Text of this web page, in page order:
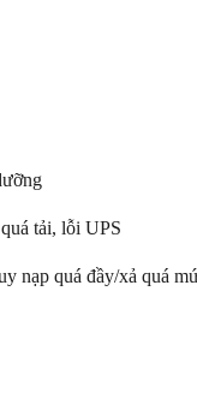
tải, lỗi UPS
nạp quá đầy/xả quá